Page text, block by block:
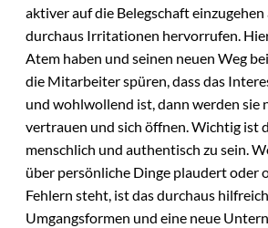
aktiver auf die Belegschaft einzugehen
durchaus Irritationen hervorrufen.
Atem haben und seinen neuen Weg
die Mitarbeiter spüren, dass das
und wohlwollend ist, dann werden sie
vertrauen und sich öffnen. Wichtig ist
menschlich und authentisch zu sein.
über persönliche Dinge plaudert oder
Fehlern steht, ist das durchaus
Umgangsformen und eine neue